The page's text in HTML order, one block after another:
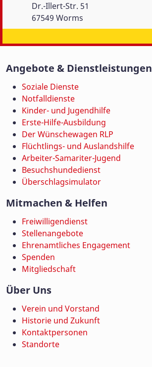
Dr.-Illert-Str. 51
67549 Worms
Angebote & Dienstleistungen
Soziale Dienste
Notfalldienste
Kinder- und Jugendhilfe
Erste-Hilfe-Ausbildung
Der Wünschewagen RLP
Flüchtlings- und Auslandshilfe
Arbeiter-Samariter-Jugend
Besuchshundedienst
Überschlagsimulator
Mitmachen & Helfen
Freiwilligendienst
Stellenangebote
Ehrenamtliches Engagement
Spenden
Mitgliedschaft
Über Uns
Verein und Vorstand
Historie und Zukunft
Kontaktpersonen
Standorte